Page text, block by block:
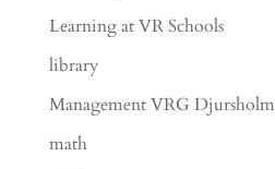
Learning at VR Schools
library
Management VRG Djursholm
math